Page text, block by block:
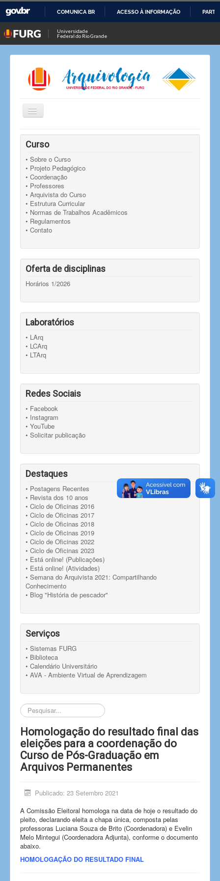
O
CONTEÚDO
COMUNICA BR ACESSO À INFORMAÇÃO
Universidade
Federal do Rio Grande
Alternar
Navegação
Você está aqui:
Homologação do resultado final das eleições para a
coordenação do Curso de Pós-Graduação em Arquivos
Permanentes
Curso
• Sobre o Curso
• Projeto Pedagógico
• Coordenação
• Professores
• Arquivista do Curso
• Estrutura Curricular
• Normas de Trabalhos Acadêmicos
• Regulamentos
• Contato
Oferta de disciplinas
Horários 1/2026
Laboratórios
• LArq
• LCArq
• LTArq
Redes Sociais
• Facebook
• Instagram
• YouTube
• Solicitar publicação
Destaques
• Postagens Recentes
• Revista dos 10 anos
• Ciclo de Oficinas 2016
• Ciclo de Oficinas 2017
• Ciclo de Oficinas 2018
• Ciclo de Oficinas 2019
• Ciclo de Oficinas 2022
• Ciclo de Oficinas 2023
• Está online! (Publicações)
• Está online! (Atividades)
• Semana do Arquivista 2021: Compartilhando
Conhecimento
• Blog "História de pescador"
Serviços
• Sistemas FURG
• Biblioteca
• Calendário Universitário
• AVA - Ambiente Virtual de Aprendizagem
Pesquisar...
Homologação do resultado final das
eleições para a coordenação do
Curso de Pós-Graduação em
Arquivos Permanentes
Publicado: 23 Setembro 2021
A Comissão Eleitoral homologa na data de hoje o resultado do
pleito, declarando eleita a chapa única, composta pelas
professoras Luciana Souza de Brito (Coordenadora) e Evelin
Melo Mintegui (Coordenadora Adjunta), conforme o documento
abaixo.
HOMOLOGAÇÃO DO RESULTADO FINAL